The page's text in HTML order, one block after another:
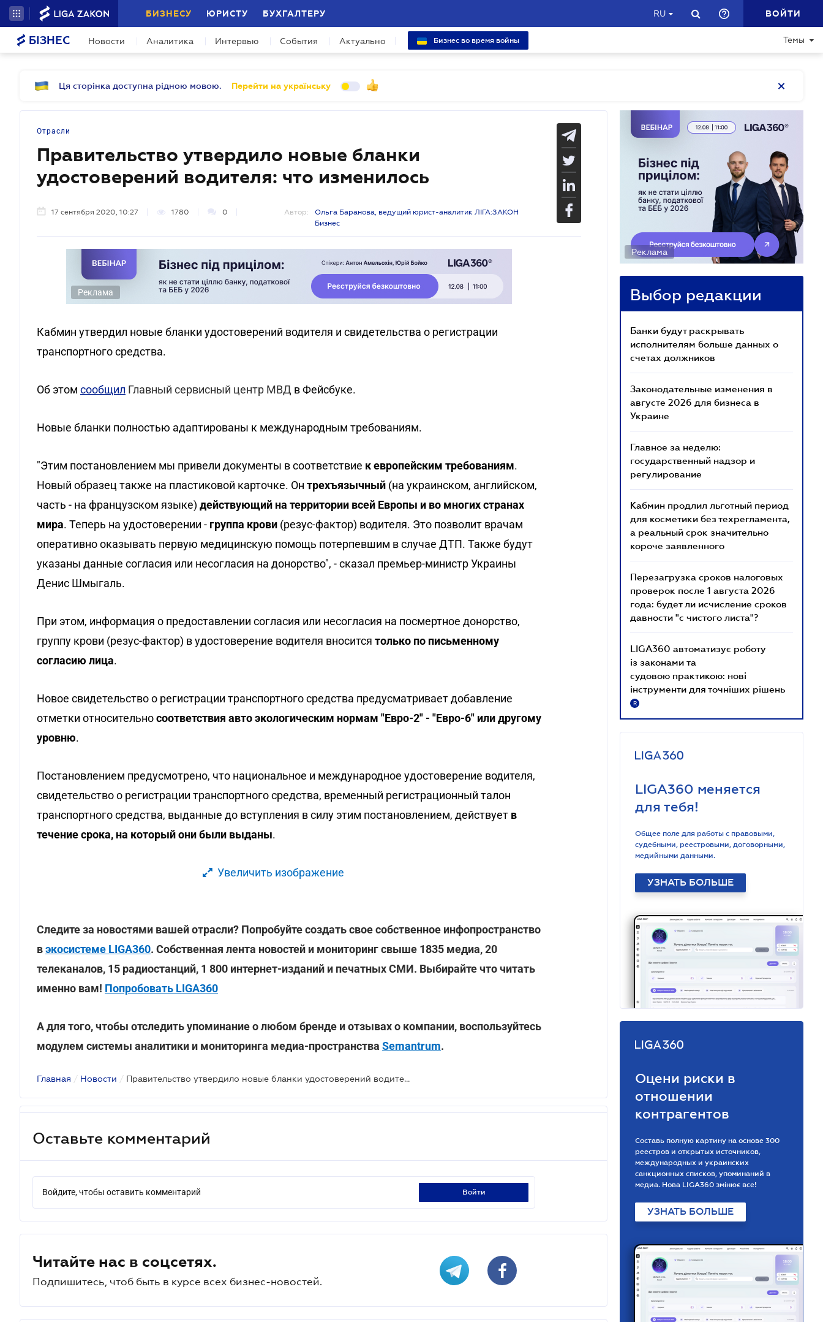
БИЗНЕСУ ЮРИСТУ БУХГАЛТЕРУ RU ВОЙТИ
БІЗНЕС Новости Аналитика Интервью События Актуально Бизнес во время войны Темы
Ця сторінка доступна рідною мовою. Перейти на українську
Отрасли
Правительство утвердило новые бланки
удостоверений водителя: что изменилось
17 сентября 2020, 10:27 1780 0 Автор:
Ольга Баранова, ведущий юрист-аналитик ЛІГА:ЗАКОН
Бизнес
Реклама
Кабмин утвердил новые бланки удостоверений водителя и свидетельства о регистрации
транспортного средства.
Об этом сообщил Главный сервисный центр МВД в Фейсбуке.
Новые бланки полностью адаптированы к международным требованиям.
"Этим постановлением мы привели документы в соответствие к европейским требованиям.
Новый образец также на пластиковой карточке. Он трехъязычный (на украинском, английском,
часть - на французском языке) действующий на территории всей Европы и во многих странах
мира. Теперь на удостоверении - группа крови (резус-фактор) водителя. Это позволит врачам
оперативно оказывать первую медицинскую помощь потерпевшим в случае ДТП. Также будут
указаны данные согласия или несогласия на донорство", - сказал премьер-министр Украины
Денис Шмыгаль.
При этом, информация о предоставлении согласия или несогласия на посмертное донорство,
группу крови (резус-фактор) в удостоверение водителя вносится только по письменному
согласию лица.
Новое свидетельство о регистрации транспортного средства предусматривает добавление
отметки относительносоответствия авто экологическим нормам "Евро-2" - "Евро-6" или другому
уровню.
Постановлением предусмотрено, что национальное и международное удостоверение водителя,
свидетельство о регистрации транспортного средства, временный регистрационный талон
транспортного средства, выданные до вступления в силу этим постановлением, действует в
течение срока, на который они были выданы.
Увеличить изображение
Следите за новостями вашей отрасли? Попробуйте создать свое собственное инфопространство
вэкосистеме LIGA360. Собственная лента новостей и мониторинг свыше 1835 медиа, 20
телеканалов, 15 радиостанций, 1 800 интернет-изданий и печатных СМИ. Выбирайте что читать
именно вам! Попробовать LIGA360
А для того, чтобы отследить упоминание о любом бренде и отзывах о компании, воспользуйтесь
модулем системы аналитики и мониторинга медиа-пространства Semantrum.
Главная / Новости / Правительство утвердило новые бланки удостоверений водителя: что изменилось
Оставьте комментарий
Войдите, чтобы оставить комментарий войти
Читайте нас в соцсетях.
Подпишитесь, чтоб быть в курсе всех бизнес-новостей.
Реклама
Выбор редакции
Банки будут раскрывать
исполнителям больше данных о
счетах должников
Законодательные изменения в
августе 2026 для бизнеса в
Украине
Главное за неделю:
государственный надзор и
регулирование
Кабмин продлил льготный период
для косметики без техрегламента,
а реальный срок значительно
короче заявленного
Перезагрузка сроков налоговых
проверок после 1 августа 2026
года: будет ли исчисление сроков
давности "с чистого листа"?
LIGA360 автоматизує роботу
із законами та
судовою практикою: нові
інструменти для точніших рішень
R
LIGA360 меняется
для тебя!
Общее поле для работы с правовыми,
судебными, реестровыми, договорными,
медийными данными.
УЗНАТЬ БОЛЬШЕ
Оцени риски в
отношении
контрагентов
Составь полную картину на основе 300
реестров и открытых источников,
международных и украинских
санкционных списков, упоминаний в
медиа. Нова LIGA360 змінює все!
УЗНАТЬ БОЛЬШЕ